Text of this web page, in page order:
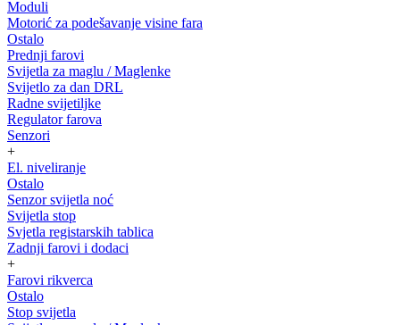
Moduli
Motorić za podešavanje visine fara
Ostalo
Prednji farovi
Svijetla za maglu / Maglenke
Svijetlo za dan DRL
Radne svijetiljke
Regulator farova
Senzori
+
El. niveliranje
Ostalo
Senzor svijetla noć
Svijetla stop
Svjetla registarskih tablica
Zadnji farovi i dodaci
+
Farovi rikverca
Ostalo
Stop svijetla